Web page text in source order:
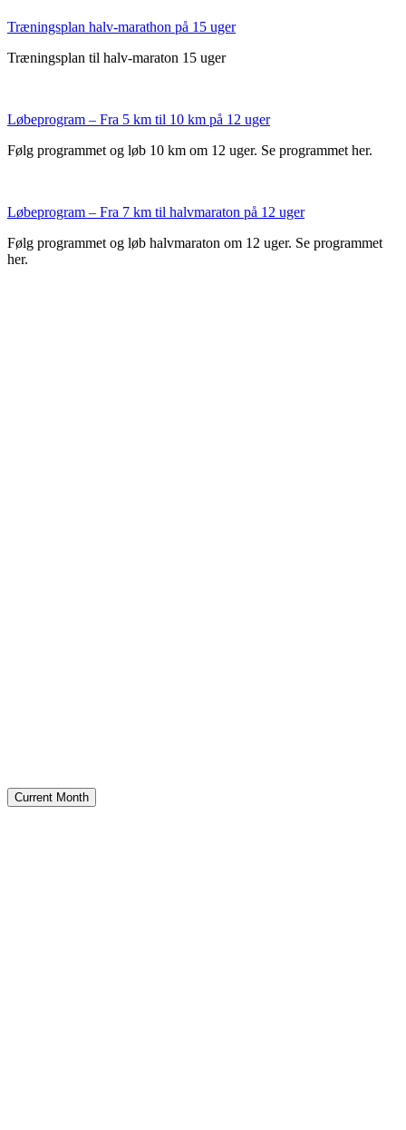
Træningsplan halv-marathon på 15 uger
Træningsplan til halv-maraton 15 uger
Løbeprogram – Fra 5 km til 10 km på 12 uger
Følg programmet og løb 10 km om 12 uger. Se programmet her.
Løbeprogram – Fra 7 km til halvmaraton på 12 uger
Følg programmet og løb halvmaraton om 12 uger. Se programmet
her.
Current Month